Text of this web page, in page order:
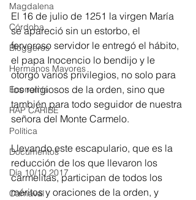
Magdalena
Córdoba
Bloggeros
Hermanos Mayores
Economía
RAP CARIBE
Política
Documentos
Día 10/10 2017
Carnaval
El 16 de julio de 1251 la virgen María
se apareció sin un estorbo, el
fervoroso servidor le entregó el hábito,
el papa Inocencio lo bendijo y le
otorgó varios privilegios, no solo para
los religiosos de la orden, sino que
también para todo seguidor de nuestra
señora del Monte Carmelo.
Llevando este escapulario, que es la
reducción de los que llevaron los
carmelitas, participan de todos los
méritos y oraciones de la orden, y